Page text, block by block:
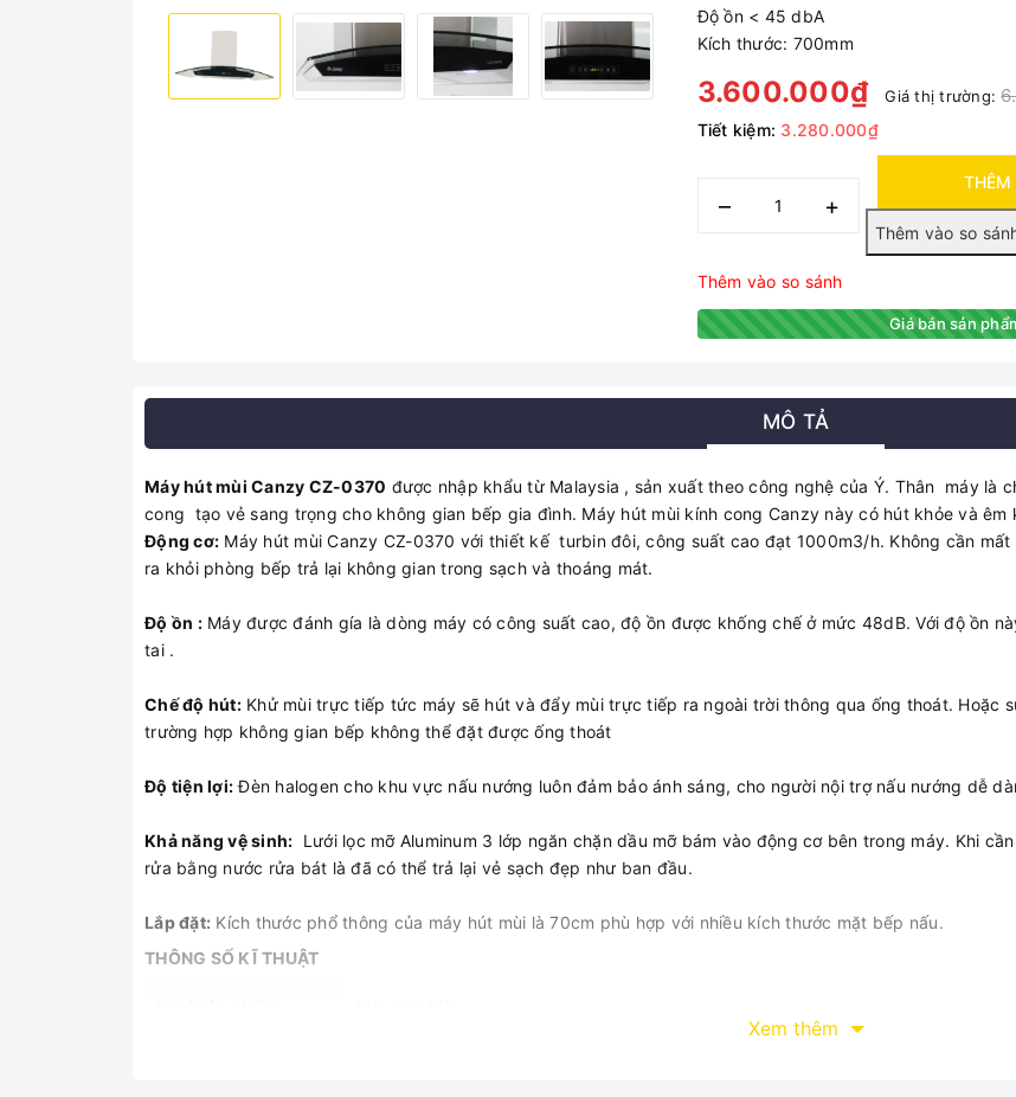
Độ ồn < 45 dbA
Kích thước: 700mm
3.600.000₫ Giá thị trường:
Tiết kiệm: 3.280.000₫
– +
THÊM
Thêm vào so sánh
Giá bán sản
MÔ TẢ
Máy hút mùi Canzy CZ-0370 được nhập khẩu từ Malaysia , sản xuất theo công nghệ của Ý. Thân máy là
cong tạo vẻ sang trọng cho không gian bếp gia đình. Máy hút mùi kính cong Canzy này có hút khỏe và êm
Động cơ: Máy hút mùi Canzy CZ-0370 với thiết kế turbin đôi, công suất cao đạt 1000m3/h. Không cần
ra khỏi phòng bếp trả lại không gian trong sạch và thoáng mát.
Độ ồn :Máy được đánh gía là dòng máy có công suất cao, độ ồn được khống chế ở mức 48dB. Với độ ồn
tai .
Chế độ hút:Khử mùi trực tiếp tức máy sẽ hút và đẩy mùi trực tiếp ra ngoài trời thông qua ống thoát. Hoặc
trường hợp không gian bếp không thể đặt được ống thoát
Độ tiện lợi:Đèn halogen cho khu vực nấu nướng luôn đảm bảo ánh sáng, cho người nội trợ nấu nướng dễ
Khả năng vệ sinh: Lưới lọc mỡ Aluminum 3 lớp ngăn chặn dầu mỡ bám vào động cơ bên trong máy. Khi
rửa bằng nước rửa bát là đã có thể trả lại vẻ sạch đẹp như ban đầu.
Lắp đặt: Kích thước phổ thông của máy hút mùi là 70cm phù hợp với nhiều kích thước mặt bếp nấu.
THÔNG SỐ KĨ THUẬT
Xem thêm